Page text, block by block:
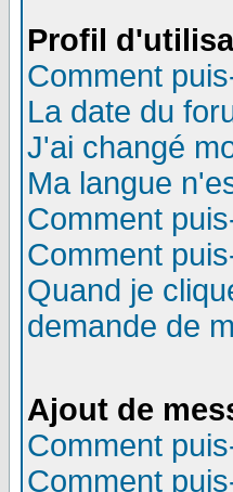
Profil
Comment
La date du
J'ai changé
Ma langue
Comment
Comment
Quand je
demande de
Ajout de
Comment
Comment